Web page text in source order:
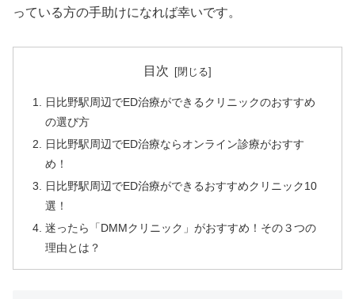
っている方の手助けになれば幸いです。
目次
日比野駅周辺でED治療ができるクリニックのおすすめ
の選び方
日比野駅周辺でED治療ならオンライン診療がおすす
め！
日比野駅周辺でED治療ができるおすすめクリニック10
選！
迷ったら「DMMクリニック」がおすすめ！その３つの
理由とは？